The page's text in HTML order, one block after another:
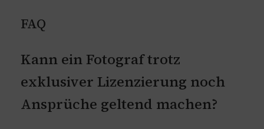
FAQ
Kann ein Fotograf trotz
exklusiver Lizenzierung noch
Ansprüche geltend machen?